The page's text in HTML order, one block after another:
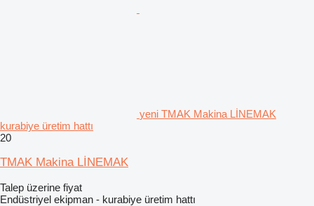
yeni TMAK Makina LİNEMAK
kurabiye üretim hattı
20
TMAK Makina LİNEMAK
Talep üzerine fiyat
Endüstriyel ekipman - kurabiye üretim hattı